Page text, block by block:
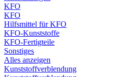
KFO
KFO
Hilfsmittel für KFO
KFO-Kunststoffe
KFO-Fertigteile
Sonstiges
Alles anzeigen
Kunststoffverblendung